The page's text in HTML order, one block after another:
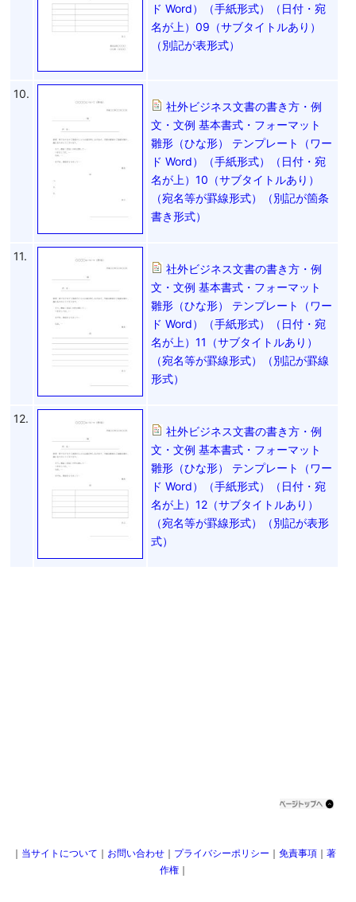
ド Word）（手紙形式）（日付・宛
名が上）09（サブタイトルあり）
（別記が表形式）
10.
社外ビジネス文書の書き方・例
文・文例 基本書式・フォーマット
雛形（ひな形） テンプレート（ワー
ド Word）（手紙形式）（日付・宛
名が上）10（サブタイトルあり）
（宛名等が罫線形式）（別記が箇条
書き形式）
11.
社外ビジネス文書の書き方・例
文・文例 基本書式・フォーマット
雛形（ひな形） テンプレート（ワー
ド Word）（手紙形式）（日付・宛
名が上）11（サブタイトルあり）
（宛名等が罫線形式）（別記が罫線
形式）
12.
社外ビジネス文書の書き方・例
文・文例 基本書式・フォーマット
雛形（ひな形） テンプレート（ワー
ド Word）（手紙形式）（日付・宛
名が上）12（サブタイトルあり）
（宛名等が罫線形式）（別記が表形
式）
｜ 当サイトについて ｜ お問い合わせ ｜ プライバシーポリシー ｜ 免責事項 ｜ 著
作権 ｜